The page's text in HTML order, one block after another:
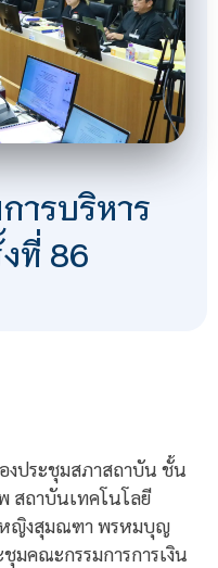
ารบริหาร
ที่ 86
ประชุมสภาสถาบัน ชั้น
สถาบันเทคโนโลยี
หญิงสุมณฑา พรหมบุญ
มคณะกรรมการการเงิน